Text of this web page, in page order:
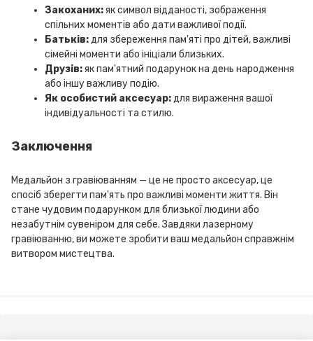
Закоханих:як символ відданості, зображення
спільних моментів або дати важливої події.
Батьків:для збереження пам'яті про дітей, важливі
сімейні моменти або ініціали близьких.
Друзів:як пам'ятний подарунок на день народження
або іншу важливу подію.
Як особистий аксесуар:для вираження вашої
індивідуальності та стилю.
Заключення
Медальйон з гравіюванням — це не просто аксесуар, це
спосіб зберегти пам'ять про важливі моменти життя. Він
стане чудовим подарунком для близької людини або
незабутнім сувеніром для себе. Завдяки лазерному
гравіюванню, ви можете зробити ваш медальйон справжнім
витвором мистецтва.